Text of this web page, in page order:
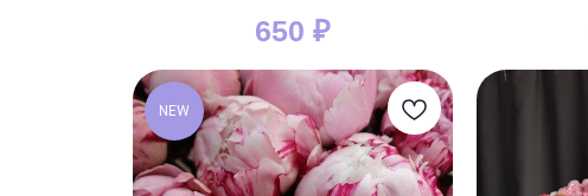
650 ₽
NEW